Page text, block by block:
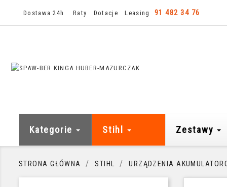
Dostawa 24h Raty Dotacje Leasing 91 482 34 76
Kategorie Stihl Zestawy
STRONA GŁÓWNA STIHL URZĄDZENIA